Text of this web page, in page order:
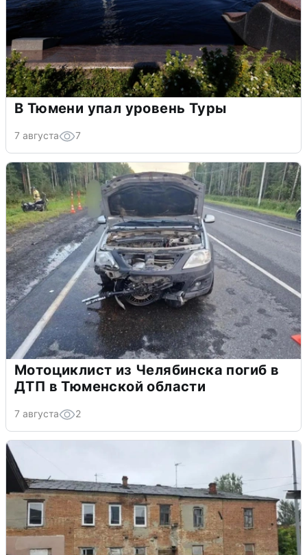
В Тюмени упал уровень Туры
7 августа 7
Мотоциклист из Челябинска погиб в
ДТП в Тюменской области
7 августа 2